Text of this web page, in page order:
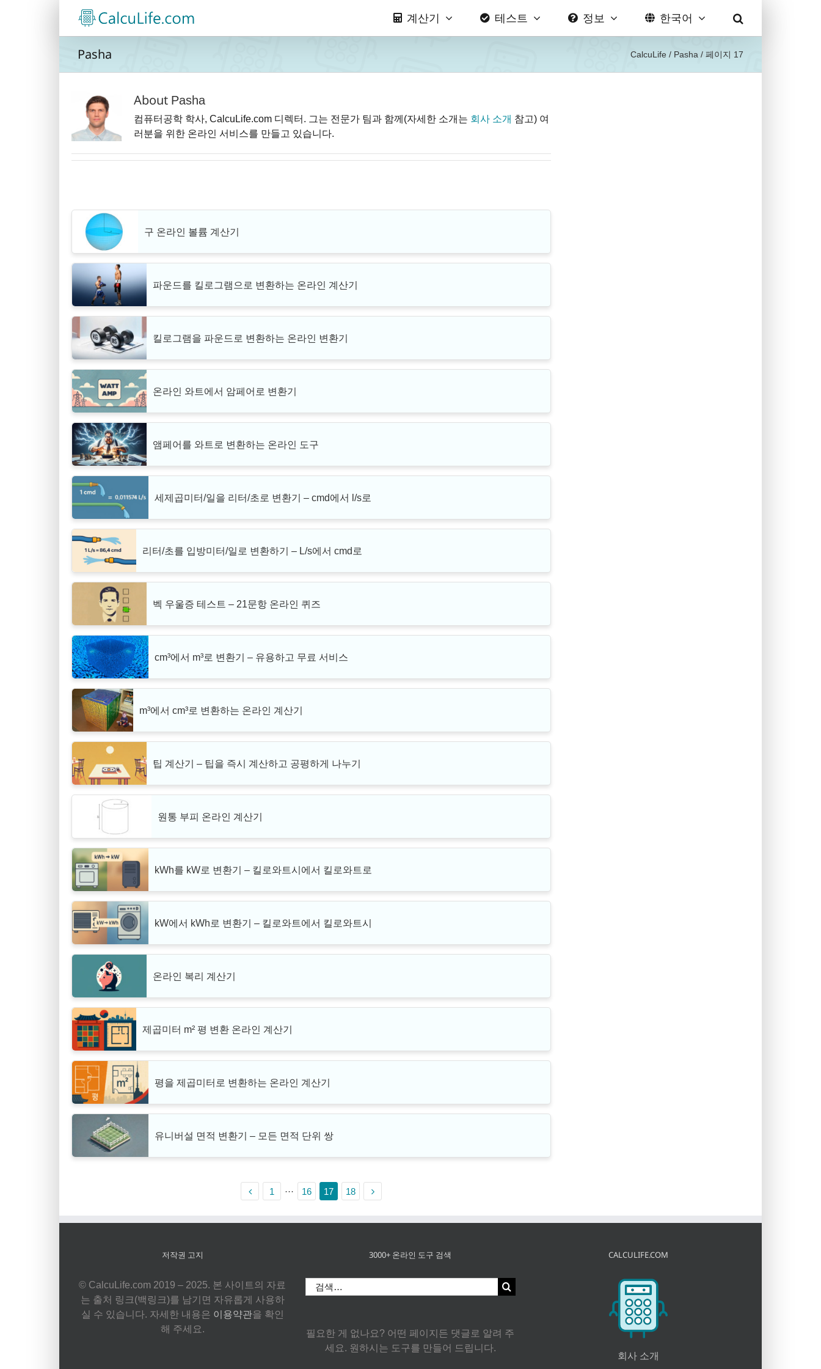
계산기 테스트 정보 한국어
Pasha CalcuLife / Pasha / 페이지 17
About Pasha
컴퓨터공학 학사, CalcuLife.com 디렉터. 그는 전문가 팀과 함께(자세한 소개는 회사 소개 참고) 여
러분을 위한 온라인 서비스를 만들고 있습니다.
구 온라인 볼륨 계산기
파운드를 킬로그램으로 변환하는 온라인 계산기
킬로그램을 파운드로 변환하는 온라인 변환기
온라인 와트에서 암페어로 변환기
앰페어를 와트로 변환하는 온라인 도구
세제곱미터/일을 리터/초로 변환기 – cmd에서 l/s로
리터/초를 입방미터/일로 변환하기 – L/s에서 cmd로
벡 우울증 테스트 – 21문항 온라인 퀴즈
cm³에서 m³로 변환기 – 유용하고 무료 서비스
m³에서 cm³로 변환하는 온라인 계산기
팁 계산기 – 팁을 즉시 계산하고 공평하게 나누기
원통 부피 온라인 계산기
kWh를 kW로 변환기 – 킬로와트시에서 킬로와트로
kW에서 kWh로 변환기 – 킬로와트에서 킬로와트시
온라인 복리 계산기
제곱미터 m² 평 변환 온라인 계산기
평을 제곱미터로 변환하는 온라인 계산기
유니버설 면적 변환기 – 모든 면적 단위 쌍
1 ··· 16 17 18
저작권 고지
© CalcuLife.com 2019 – 2025. 본 사이트의 자료
는 출처 링크(백링크)를 남기면 자유롭게 사용하
실 수 있습니다. 자세한 내용은 이용약관을 확인
해 주세요.
3000+ 온라인 도구 검색
색:
필요한 게 없나요? 어떤 페이지든 댓글로 알려 주
세요. 원하시는 도구를 만들어 드립니다.
CALCULIFE.COM
회사 소개